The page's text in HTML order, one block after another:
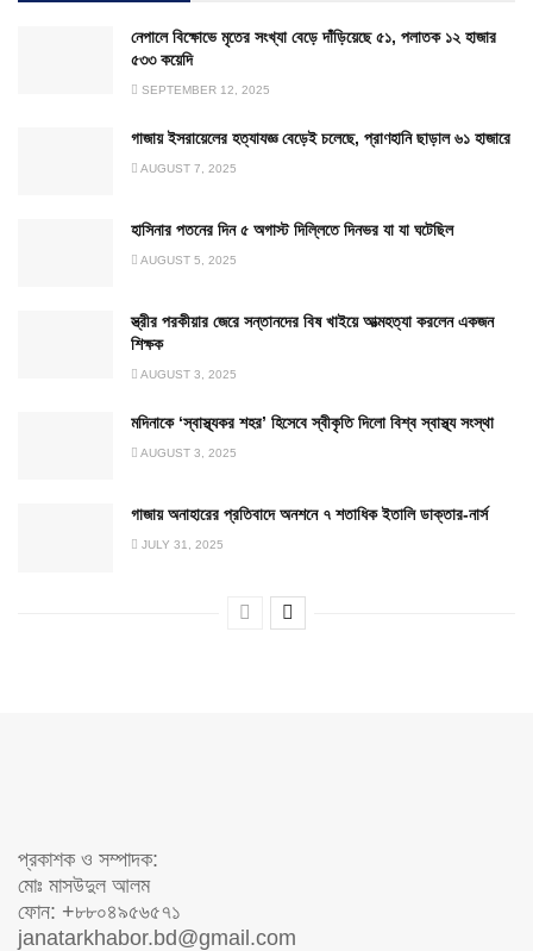
নেপালে বিক্ষোভে মৃতের সংখ্যা বেড়ে দাঁড়িয়েছে ৫১, পলাতক ১২ হাজার
৫৩৩ কয়েদি
SEPTEMBER 12, 2025
গাজায় ইসরায়েলের হত্যাযজ্ঞ বেড়েই চলেছে, প্রাণহানি ছাড়াল ৬১ হাজারে
AUGUST 7, 2025
হাসিনার পতনের দিন ৫ অগাস্ট দিল্লিতে দিনভর যা যা ঘটেছিল
AUGUST 5, 2025
স্ত্রীর পরকীয়ার জেরে সন্তানদের বিষ খাইয়ে আত্মহত্যা করলেন একজন
শিক্ষক
AUGUST 3, 2025
মদিনাকে ‘স্বাস্থ্যকর শহর’ হিসেবে স্বীকৃতি দিলো বিশ্ব স্বাস্থ্য সংস্থা
AUGUST 3, 2025
গাজায় অনাহারের প্রতিবাদে অনশনে ৭ শতাধিক ইতালি ডাক্তার-নার্স
JULY 31, 2025
প্রকাশক ও সম্পাদক:
মোঃ মাসউদুল আলম
ফোন: +৮৮০৪৯৫৬৫৭১
janatarkhabor.bd@gmail.com